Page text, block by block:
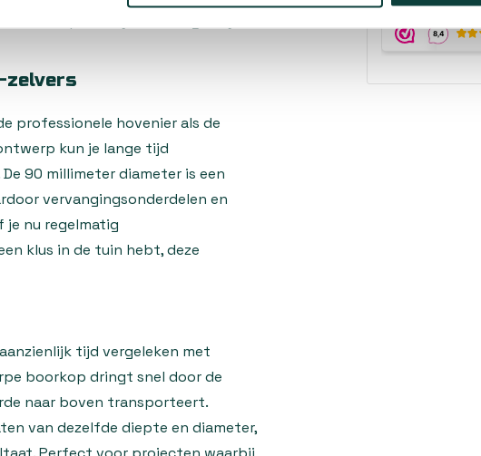
Dit bespaart tijd en energie bij
zelvers
professionele hovenier als de
kun je lange tijd
90 millimeter diameter is een
vervangingsonderdelen en
je nu regelmatig
klus in de tuin hebt, deze
tijd vergeleken met
boorkop dringt snel door de
naar boven transporteert.
van dezelfde diepte en diameter,